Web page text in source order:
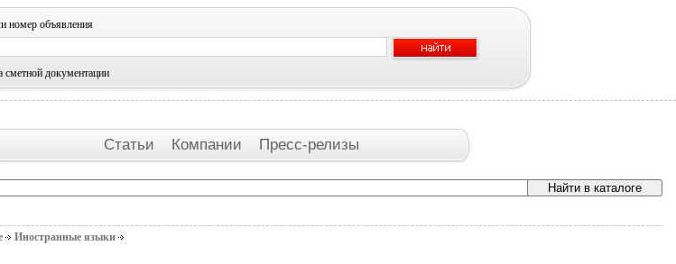
номер объявления
сметной документации
Статьи Компании Пресс-релизы
Иностранные языки